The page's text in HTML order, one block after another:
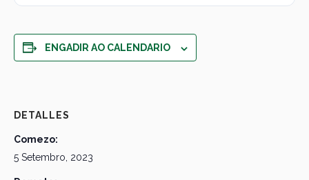
ENGADIR AO CALENDARIO
DETALLES
Comezo:
5 Setembro, 2023